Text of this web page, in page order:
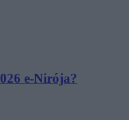
e-Nirója?